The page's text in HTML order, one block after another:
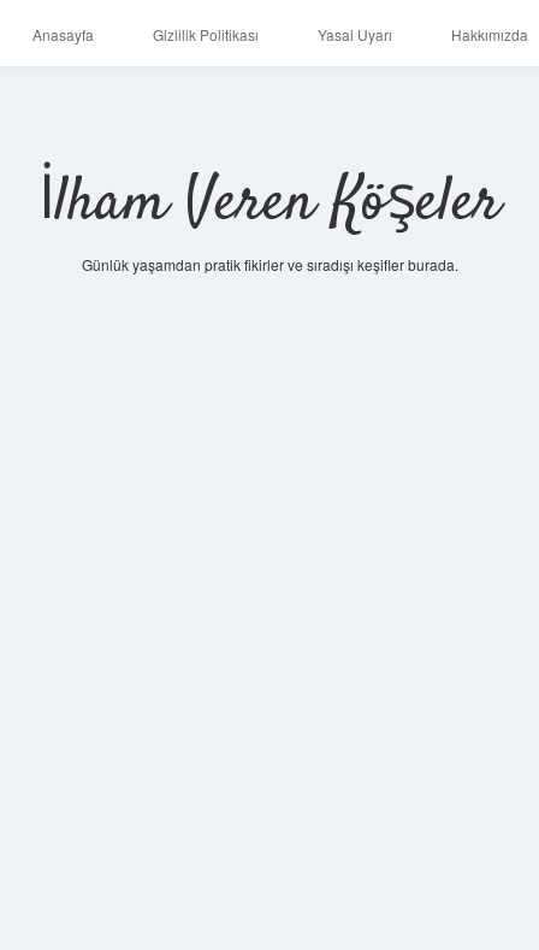
Anasayfa Gizlilik Politikası Yasal Uyarı Hakkımızda
İlham Veren Köşeler
Günlük yaşamdan pratik fikirler ve sıradışı keşifler burada.